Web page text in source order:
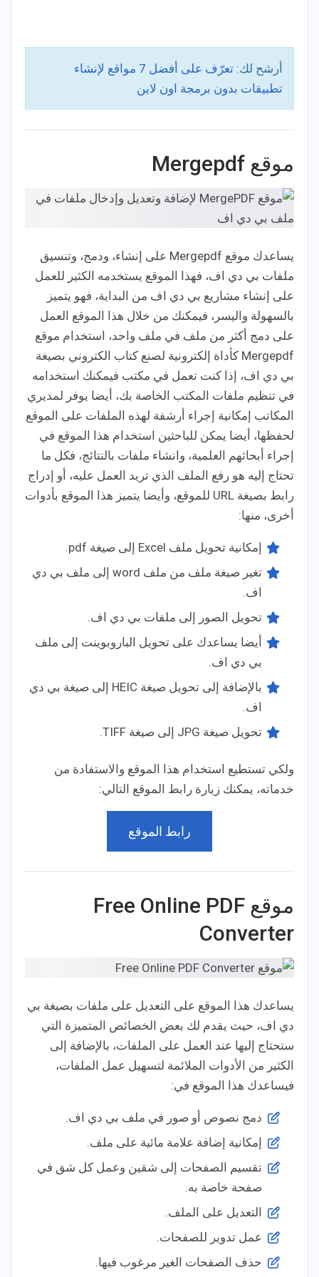
أرشح لك:
تعرّف على أفضل 7 مواقع لإنشاء
تطبيقات بدون برمجة اون لاين
موقع Mergepdf
يساعدك موقع Mergepdf على إنشاء، ودمج، وتنسيق
ملفات بي دي اف، فهذا الموقع يستخدمه الكثير للعمل
على إنشاء مشاريع بي دي اف من البداية، فهو يتميز
بالسهولة واليسر، فيمكنك من خلال هذا الموقع العمل
على دمج أكثر من ملف في ملف واحد، استخدام موقع
Mergepdf كأداة إلكترونية لصنع كتاب الكتروني بصيغة
بي دي اف، إذا كنت تعمل في مكتب فيمكنك استخدامه
في تنظيم ملفات المكتب الخاصة بك، أيضا يوفر لمديري
المكاتب إمكانية إجراء أرشفة لهذه الملفات على الموقع
لحفظها، أيضا يمكن للباحثين استخدام هذا الموقع في
إجراء أبحاثهم العلمية، وانشاء ملفات بالنتائج، فكل ما
تحتاج إليه هو رفع الملف الذي تريد العمل عليه، أو إدراج
رابط بصيغة URL للموقع، وأيضا يتميز هذا الموقع بأدوات
أخرى، منها:
إمكانية تحويل ملف Excel إلى صيغة pdf.
تغير صيغة ملف من ملف word إلى ملف بي دي
اف.
تحويل الصور إلى ملفات بي دي اف.
أيضا يساعدك على تحويل الباروبوينت إلى ملف
بي دي اف.
بالإضافة إلى تحويل صيغة HEIC إلى صيغة بي دي
اف.
تحويل صيغة JPG إلى صيغة TIFF.
ولكي تستطيع استخدام هذا الموقع والاستفادة من
خدماته، يمكنك زيارة رابط الموقع التالي:
رابط الموقع
موقع Free Online PDF
Converter
يساعدك هذا الموقع على التعديل على ملفات بصيغة بي
دي اف، حيث يقدم لك بعض الخصائص المتميزة التي
ستحتاج إليها عند العمل على الملفات، بالإضافة إلى
الكثير من الأدوات الملائمة لتسهيل عمل الملفات،
فيساعدك هذا الموقع في:
دمج نصوص أو صور في ملف بي دي اف.
إمكانية إضافة علامة مائية على ملف.
تقسيم الصفحات إلى شقين وعمل كل شق في
صفحة خاصة به.
التعديل على الملف.
عمل تدوير للصفحات.
حذف الصفحات الغير مرغوب فيها.